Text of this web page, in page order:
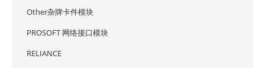
Other杂牌卡件模块
PROSOFT 网络接口模块
RELIANCE